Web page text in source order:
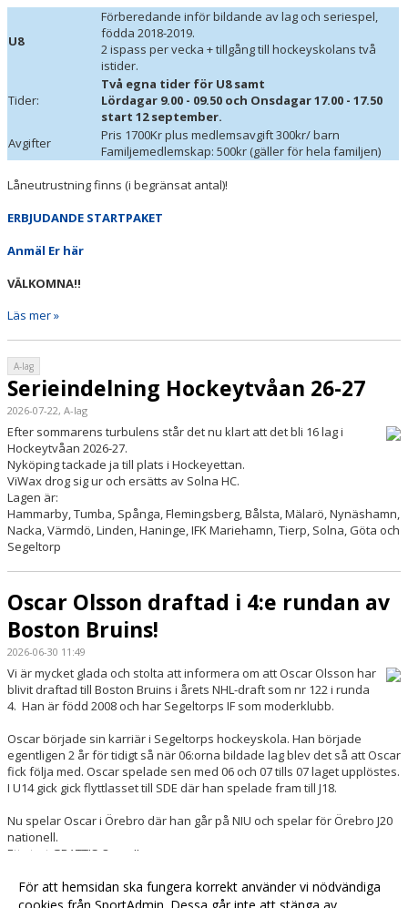
U8
Förberedande inför bildande av lag och seriespel,
födda 2018-2019.
2 ispass per vecka + tillgång till hockeyskolans två
istider.
Tider:
Två egna tider för U8 samt
Lördagar 9.00 - 09.50 och Onsdagar 17.00 - 17.50
start 12 september.
Avgifter
Pris 1700Kr plus medlemsavgift 300kr/ barn
Familjemedlemskap: 500kr (gäller för hela familjen)
Låneutrustning finns (i begränsat antal)!
ERBJUDANDE STARTPAKET
Anmäl Er här
VÄLKOMNA!!
Läs mer »
A-lag
Serieindelning Hockeytvåan 26-27
2026-07-22, A-lag
Efter sommarens turbulens står det nu klart att det bli 16 lag i
Hockeytvåan 2026-27.
Nyköping tackade ja till plats i Hockeyettan.
ViWax drog sig ur och ersätts av Solna HC.
Lagen är:
Hammarby, Tumba, Spånga, Flemingsberg, Bålsta, Mälarö, Nynäshamn,
Nacka, Värmdö, Linden, Haninge, IFK Mariehamn, Tierp, Solna, Göta och
Segeltorp
Oscar Olsson draftad i 4:e rundan av
Boston Bruins!
2026-06-30 11:49
Vi är mycket glada och stolta att informera om att Oscar Olsson har
blivit draftad till Boston Bruins i årets NHL-draft som nr 122 i runda
4. Han är född 2008 och har Segeltorps IF som moderklubb.
Oscar började sin karriär i Segeltorps hockeyskola. Han började
egentligen 2 år för tidigt så när 06:orna bildade lag blev det så att Oscar
fick följa med. Oscar spelade sen med 06 och 07 tills 07 laget upplöstes.
I U14 gick gick flyttlasset till SDE där han spelade fram till J18.
Nu spelar Oscar i Örebro där han går på NIU och spelar för Örebro J20
nationell.
Ett stort GRATTIS Oscar!!
För att hemsidan ska fungera korrekt använder vi nödvändiga